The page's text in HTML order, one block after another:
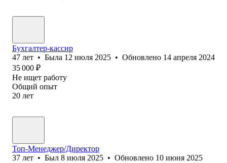
Бухгалтер-кассир
47 лет • Была 12 июля 2025 • Обновлено 14 апреля 2024
35 000 ₽
Не ищет работу
Общий опыт
20 лет
Топ-Менеджер/Директор
37 лет • Был 8 июля 2025 • Обновлено 10 июня 2025